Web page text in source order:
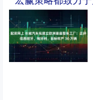
慧投资新篇章。